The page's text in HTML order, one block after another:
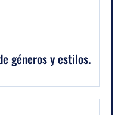
géneros y estilos.